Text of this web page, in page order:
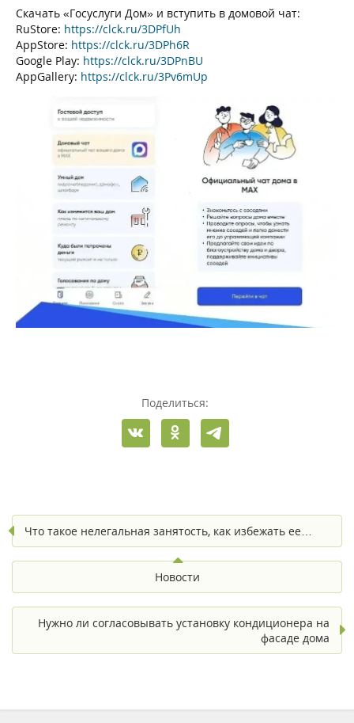
Скачать «Госуслуги Дом» и вступить в домовой чат:
RuStore: https://clck.ru/3DPfUh
AppStore: https://clck.ru/3DPh6R
Google Play: https://clck.ru/3DPnBU
AppGallery: https://clck.ru/3Pv6mUр
Поделиться:
Что такое нелегальная занятость, как избежать ее…
Новости
Нужно ли согласовывать установку кондиционера на
фасаде дома